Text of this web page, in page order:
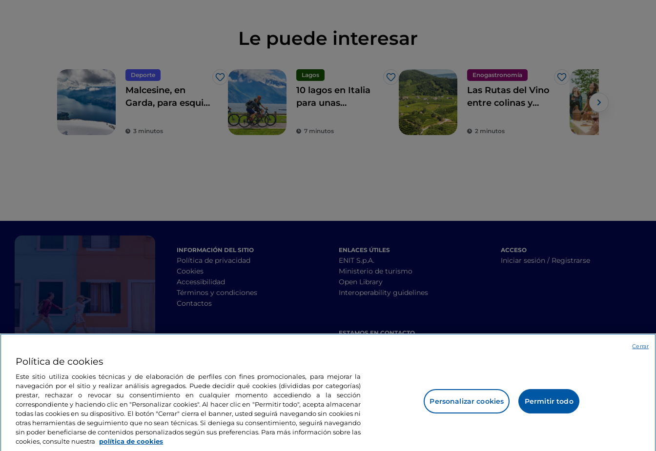
Le puede interesar
Deporte
Me gusta
Malcesine, en
Garda, para esquiar
al lago
3 minutos
Lagos
Me gusta
10 lagos en Italia
para unas
7 minutos
Enogastronomía
Me gusta
Las Rutas del Vino
entre colinas y
los Dolomitas
2 minutos
INFORMACIÓN DEL SITIO
Política de privacidad
Cookies
Accessibilidad
Términos y condiciones
Contactos
ENLACES ÚTILES
ENIT S.p.A.
Ministerio de turismo
Open Library
Interoperability guidelines
ESTAMOS EN CONTACTO
ACCESO
Iniciar sesión / Registrarse
Política de cookies
Este sitio utiliza cookies técnicas y de elaboración de perfiles con fines promocionales, para mejorar la
navegación por el sitio y realizar análisis agregados. Puede decidir qué cookies (divididas por categorías)
prestar, rechazar o revocar su consentimiento en cualquier momento accediendo a la sección
correspondiente y haciendo clic en "Personalizar cookies". Al hacer clic en "Permitir todo", acepta almacenar
todas las cookies en su dispositivo. El botón "Cerrar" cierra el banner, usted seguirá navegando sin cookies ni
otras herramientas de seguimiento que no sean técnicas. Si deniega su consentimiento, seguirá navegando
sin poder beneficiarse de contenidos personalizados según sus preferencias. Para más información sobre las
cookies, consulte nuestra
política de cookies
Personalizar cookies Permitir todo
Cerrar